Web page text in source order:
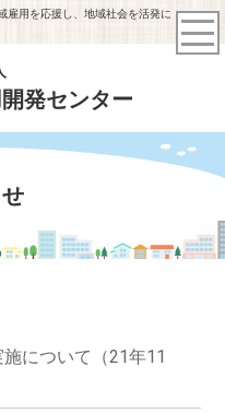
雇用を応援し、地域社会を活発に
発センター
について（21年11